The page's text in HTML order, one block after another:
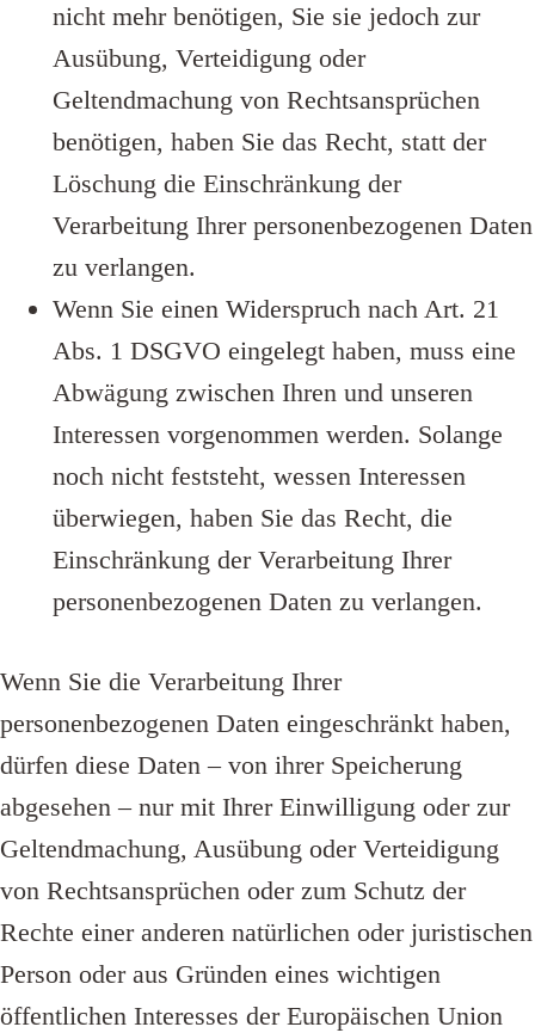
nicht mehr benötigen, Sie sie jedoch zur
Ausübung, Verteidigung oder
Geltendmachung von Rechtsansprüchen
benötigen, haben Sie das Recht, statt der
Löschung die Einschränkung der
Verarbeitung Ihrer personenbezogenen Daten
zu verlangen.
Wenn Sie einen Widerspruch nach Art. 21
Abs. 1 DSGVO eingelegt haben, muss eine
Abwägung zwischen Ihren und unseren
Interessen vorgenommen werden. Solange
noch nicht feststeht, wessen Interessen
überwiegen, haben Sie das Recht, die
Einschränkung der Verarbeitung Ihrer
personenbezogenen Daten zu verlangen.
Wenn Sie die Verarbeitung Ihrer
personenbezogenen Daten eingeschränkt haben,
dürfen diese Daten – von ihrer Speicherung
abgesehen – nur mit Ihrer Einwilligung oder zur
Geltendmachung, Ausübung oder Verteidigung
von Rechtsansprüchen oder zum Schutz der
Rechte einer anderen natürlichen oder juristischen
Person oder aus Gründen eines wichtigen
öffentlichen Interesses der Europäischen Union